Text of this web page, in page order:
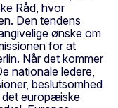
Råd, hvor
Den tendens
ønske om
for at
Når det kommer
nationale ledere,
beslutsomhed
det europæiske